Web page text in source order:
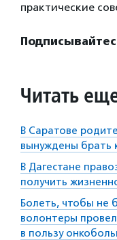
практические
Читать
В Саратове
вынуждены брать
В Дагестане
получить
Болеть, чтобы не
волонтеры
в пользу